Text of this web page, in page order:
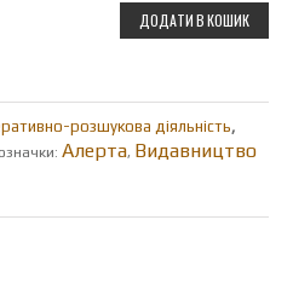
ДОДАТИ В КОШИК
розшукова діяльність,
Алерта, Видавництво